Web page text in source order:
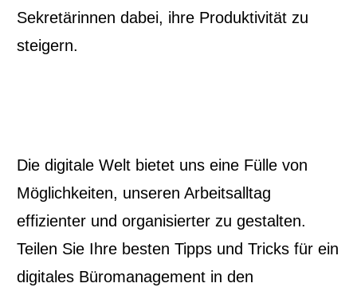
Sekretärinnen dabei, ihre Produktivität zu
steigern.
Die digitale Welt bietet uns eine Fülle von
Möglichkeiten, unseren Arbeitsalltag
effizienter und organisierter zu gestalten.
Teilen Sie Ihre besten Tipps und Tricks für ein
digitales Büromanagement in den